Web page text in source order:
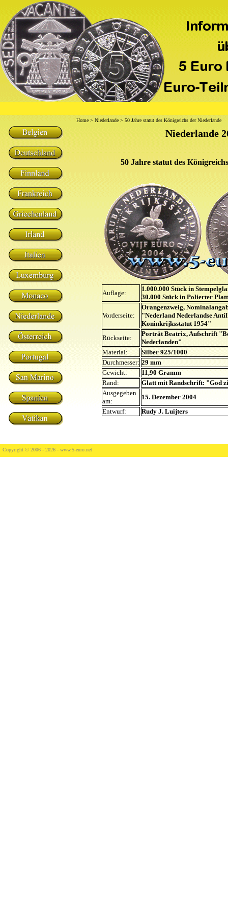
Home > Niederlande > 50 Jahre statut des Königreichs der Niederlande
Niederlande
50 Jahre statut des
Auflage:
1.000.000 Stück in
30.000 Stück in Polierter
Vorderseite:
Orangenzweig,
"Nederland Nederlandse
Koninkrijksstatut 1954"
Rückseite:
Porträt Beatrix, Aufschrift
Nederlanden"
Material:
Silber 925/1000
Durchmesser: 29 mm
Gewicht:
11,90 Gramm
Rand:
Glatt mit Randschrift: "God
Ausgegeben
am:
15. Dezember 2004
Entwurf:
Rudy J. Luijters
Copyright © 2006 - 2026 - www.5-euro.net